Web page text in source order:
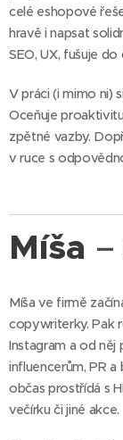
celé eshopové
hravě i napsat
SEO, UX, fušuje
V práci (i mimo ni)
Oceňuje
zpětné vazby.
v ruce s
Míša
Míša ve firmě
copywriterky. Pak
Instagram a od něj
influencerům, PR
občas prostřídá s
večírku či jiné akce.